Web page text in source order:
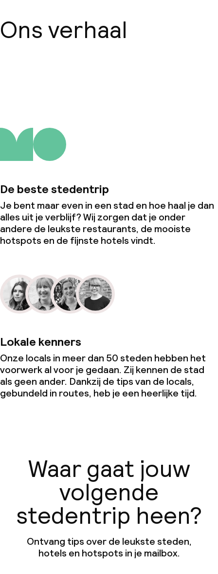
Ons verhaal
De beste stedentrip
Je bent maar even in een stad en hoe haal je dan
alles uit je verblijf? Wij zorgen dat je onder
andere de leukste restaurants, de mooiste
hotspots en de fijnste hotels vindt.
Lokale kenners
Onze locals in meer dan 50 steden hebben het
voorwerk al voor je gedaan. Zij kennen de stad
als geen ander. Dankzij de tips van de locals,
gebundeld in routes, heb je een heerlijke tijd.
Waar gaat jouw
volgende
stedentrip heen?
Ontvang tips over de leukste steden,
hotels en hotspots in je mailbox.